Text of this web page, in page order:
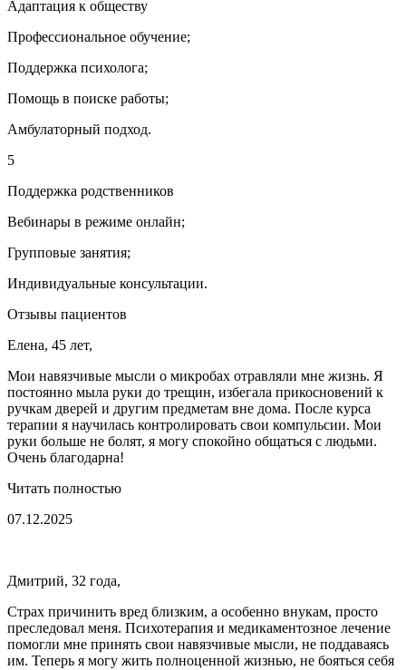
Адаптация к обществу
Профессиональное обучение;
Поддержка психолога;
Помощь в поиске работы;
Амбулаторный подход.
5
Поддержка родственников
Вебинары в режиме онлайн;
Групповые занятия;
Индивидуальные консультации.
Отзывы пациентов
Елена, 45 лет,
Мои навязчивые мысли о микробах отравляли мне жизнь. Я
постоянно мыла руки до трещин, избегала прикосновений к
ручкам дверей и другим предметам вне дома. После курса
терапии я научилась контролировать свои компульсии. Мои
руки больше не болят, я могу спокойно общаться с людьми.
Очень благодарна!
Читать полностью
07.12.2025
Дмитрий, 32 года,
Страх причинить вред близким, а особенно внукам, просто
преследовал меня. Психотерапия и медикаментозное лечение
помогли мне принять свои навязчивые мысли, не поддаваясь
им. Теперь я могу жить полноценной жизнью, не бояться себя